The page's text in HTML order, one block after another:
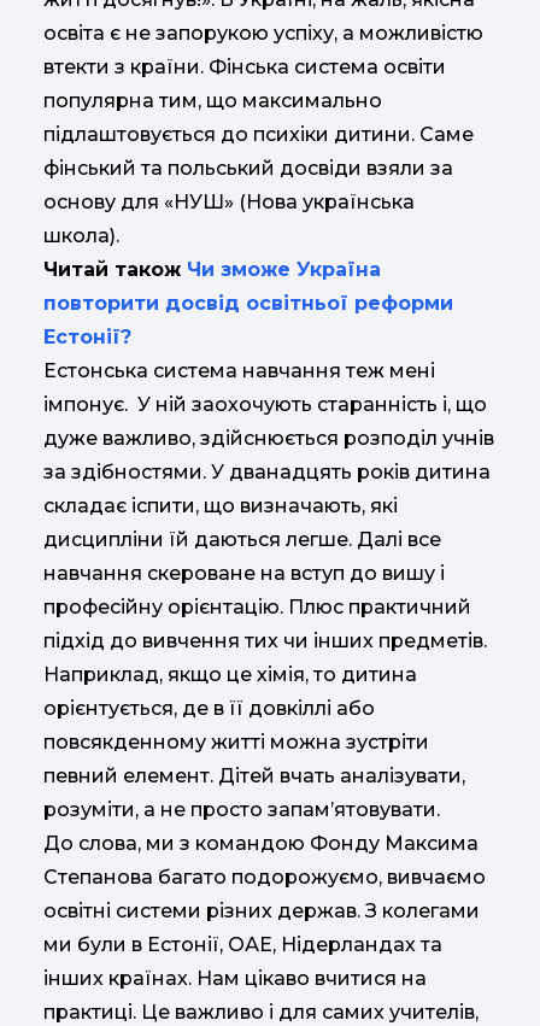
освіта є не запорукою успіху, а можливістю
втекти з країни. Фінська система освіти
популярна тим, що максимально
підлаштовується до психіки дитини. Саме
фінський та польський досвіди взяли за
основу для «НУШ» (Нова українська
школа).
Читай також Чи зможе Україна
повторити досвід освітньої реформи
Естонії?
Естонська система навчання теж мені
імпонує. У ній заохочують старанність і, що
дуже важливо, здійснюється розподіл учнів
за здібностями. У дванадцять років дитина
складає іспити, що визначають, які
дисципліни їй даються легше. Далі все
навчання скероване на вступ до вишу і
професійну орієнтацію. Плюс практичний
підхід до вивчення тих чи інших предметів.
Наприклад, якщо це хімія, то дитина
орієнтується, де в її довкіллі або
повсякденному житті можна зустріти
певний елемент. Дітей вчать аналізувати,
розуміти, а не просто запам’ятовувати.
До слова, ми з командою Фонду Максима
Степанова багато подорожуємо, вивчаємо
освітні системи різних держав. З колегами
ми були в Естонії, ОАЕ, Нідерландах та
інших країнах. Нам цікаво вчитися на
практиці. Це важливо і для самих учителів,